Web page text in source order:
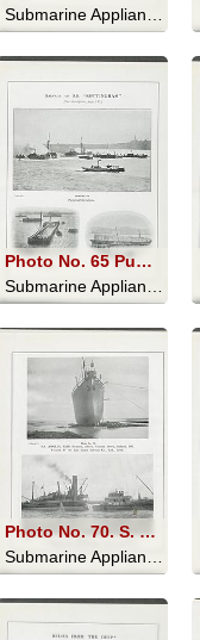
Photo No. 65 Pumping Operations; Photo No. 66. Ready for Raising; Photo No. 67. Beached
Photo No. 70. S. S. ANGLIA, Cable Steamer, ashore, County Down, Ireland, 1907. Floated by the East Coast Salvage Co., Ltd., Leith; Photo No. 71. S.S. MONTGOMERY, sunk and broken in two, River Garonne. Floated by the East Coast Salvage Co., Ltd., Leith
Submarine Appliances And Their Uses - 1911